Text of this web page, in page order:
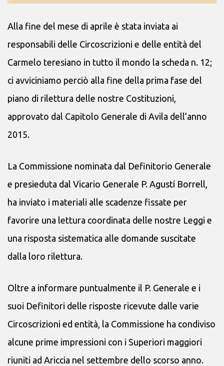
Alla fine del mese di aprile è stata inviata ai
responsabili delle Circoscrizioni e delle entità del
Carmelo teresiano in tutto il mondo la scheda n. 12;
ci avviciniamo perciò alla fine della prima fase del
piano di rilettura delle nostre Costituzioni,
approvato dal Capitolo Generale di Avila dell’anno
2015.
La Commissione nominata dal Definitorio Generale
e presieduta dal Vicario Generale P. Agustí Borrell,
ha inviato i materiali alle scadenze fissate per
favorire una lettura coordinata delle nostre Leggi e
una risposta sistematica alle domande suscitate
dalla loro rilettura.
Oltre a informare puntualmente il P. Generale e i
suoi Definitori delle risposte ricevute dalle varie
Circoscrizioni ed entità, la Commissione ha condiviso
alcune prime impressioni con i Superiori maggiori
riuniti ad Ariccia nel settembre dello scorso anno.